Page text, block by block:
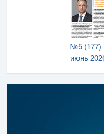
№5 (177)
июнь